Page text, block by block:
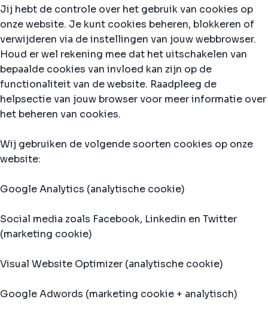
Jij hebt de controle over het gebruik van cookies op
onze website. Je kunt cookies beheren, blokkeren of
verwijderen via de instellingen van jouw webbrowser.
Houd er wel rekening mee dat het uitschakelen van
bepaalde cookies van invloed kan zijn op de
functionaliteit van de website. Raadpleeg de
helpsectie van jouw browser voor meer informatie over
het beheren van cookies.
Wij gebruiken de volgende soorten cookies op onze
website:
Google Analytics (analytische cookie)
Social media zoals Facebook, Linkedin en Twitter
(marketing cookie)
Visual Website Optimizer (analytische cookie)
Google Adwords (marketing cookie + analytisch)